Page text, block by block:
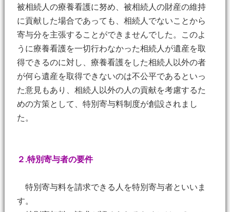
被相続人の療養看護に努め、被相続人の財産の維持
に貢献した場合であっても、相続人でないことから
寄与分を主張することができませんでした。このよ
うに療養看護を一切行わなかった相続人が遺産を取
得できるのに対し、療養看護をした相続人以外の者
が何ら遺産を取得できないのは不公平であるといっ
た意見もあり、相続人以外の人の貢献を考慮するた
めの方策として、特別寄与料制度が創設されまし
た。
２.特別寄与者の要件
特別寄与料を請求できる人を特別寄与者といいま
す。